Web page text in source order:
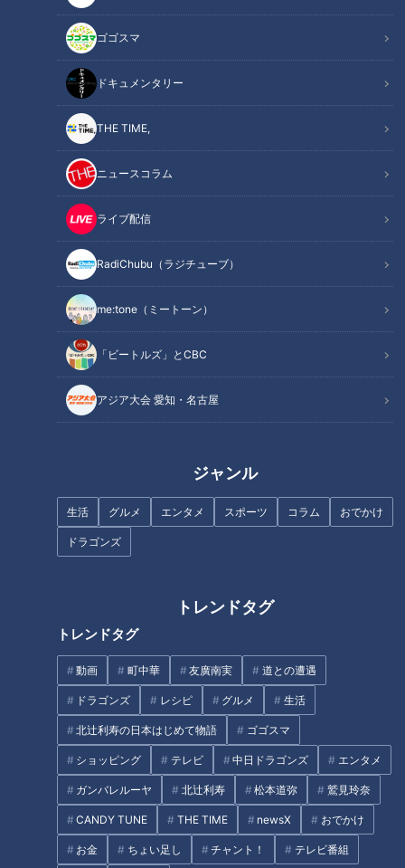
ゴゴスマ
ドキュメンタリー
THE TIME,
ニュースコラム
ライブ配信
RadiChubu（ラジチューブ）
me:tone（ミートーン）
「ビートルズ」とCBC
アジア大会 愛知・名古屋
ジャンル
生活 グルメ エンタメ スポーツ コラム おでかけ
ドラゴンズ
トレンドタグ
トレンドタグ
動画 町中華 友廣南実 道との遭遇
ドラゴンズ レシピ グルメ 生活
北辻利寿の日本はじめて物語 ゴゴスマ
ショッピング テレビ 中日ドラゴンズ エンタメ
ガンバレルーヤ 北辻利寿 松本道弥 鷲見玲奈
CANDY TUNE THE TIME newsX おでかけ
お金 ちょい足し チャント！ テレビ番組
記事に戻る
この記事を見たあなたへのおすすめ
感の秘密は“焼きたてを瞬間冷
凍”？「ル シュプレーム」の食
パンへのこだわり
い」弁当は全品420円！コスパ
最強弁当専門店の1日に密着！
愛知岐阜三重 パン屋さんラン
キング【太田×石井のデララ
いしさの秘密は250万円のオー
ブンにあり！？店主と愛好家
100人に聞いたパン屋さんラン
キング
“ネクストブレイク”のハイテク
遊具！？大型犬専門ドッグカフ
ェも！雨の日も満喫できる進化
パン達人激推し!続々とオープン
する話題の大注目パン屋さん
&amp;オススメの激ウマこだわ